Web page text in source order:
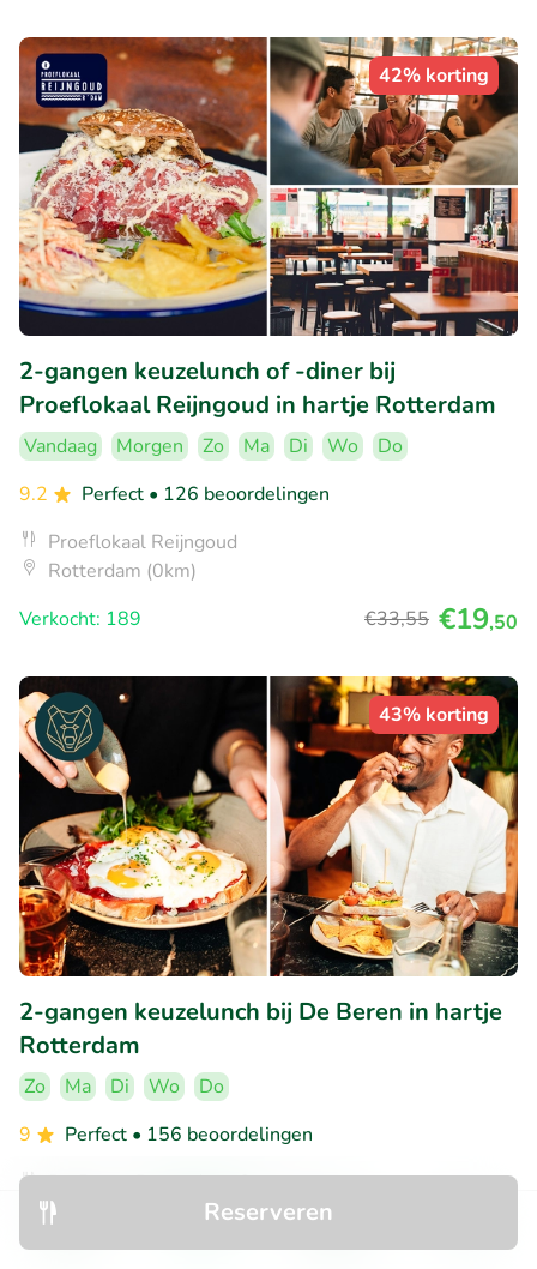
Reserveren
42% korting
2-gangen keuzelunch of -diner bij
Proeflokaal Reijngoud in hartje Rotterdam
Vandaag Morgen Zo Ma Di Wo
Do
9.2
Perfect • 126 beoordelingen
Proeflokaal Reijngoud
Rotterdam (0km)
Verkocht: 189
€33,55 €19,50
43% korting
2-gangen keuzelunch bij De Beren in hartje
Rotterdam
Zo Ma Di Wo
Do
9
Perfect • 156 beoordelingen
De Beren Rotterdam-Centrum
Rotterdam (0km)
€12